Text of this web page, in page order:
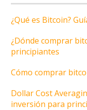
¿Qué es Bitcoin?
¿Dónde comprar
principiantes
Cómo comprar
Dollar Cost
inversión para